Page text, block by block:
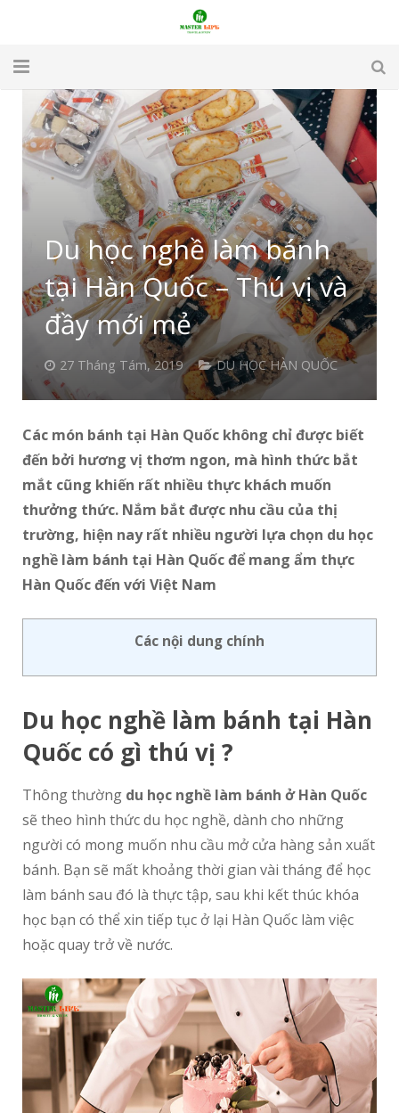
TRANG CHỦ
GIỚI THIỆU
DU LỊCH
APARTMENT & HOTEL
TUYỂN DỤNG
LIÊN HỆ
Du học nghề làm bánh
tại Hàn Quốc – Thú vị và
đầy mới mẻ
27 Tháng Tám, 2019 DU HỌC HÀN QUỐC
Các món bánh tại Hàn Quốc không chỉ được biết
đến bởi hương vị thơm ngon, mà hình thức bắt
mắt cũng khiến rất nhiều thực khách muốn
thưởng thức. Nắm bắt được nhu cầu của thị
trường, hiện nay rất nhiều người lựa chọn du học
nghề làm bánh tại Hàn Quốc để mang ẩm thực
Hàn Quốc đến với Việt Nam
Các nội dung chính
Du học nghề làm bánh tại Hàn
Quốc có gì thú vị ?
Thông thường du học nghề làm bánh ở Hàn Quốc
sẽ theo hình thức du học nghề, dành cho những
người có mong muốn nhu cầu mở cửa hàng sản xuất
bánh. Bạn sẽ mất khoảng thời gian vài tháng để học
làm bánh sau đó là thực tập, sau khi kết thúc khóa
học bạn có thể xin tiếp tục ở lại Hàn Quốc làm việc
hoặc quay trở về nước.